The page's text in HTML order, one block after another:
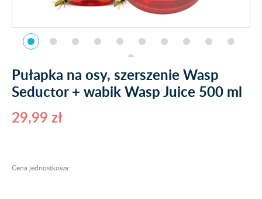
Pułapka na osy, szerszenie Wasp
Seductor + wabik Wasp Juice 500 ml
29,99 zł
Cena jednostkowa: